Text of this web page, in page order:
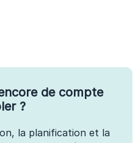
de compte
?
la planification et la